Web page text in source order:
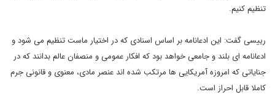
تنظیم کنیم.
رییسی گفت: این ادعانامه بر اساس اسنادی که در اختیار ماست تنظیم می شود و
ادعانامه ای بلند و جامعی خواهد بود که افکار عمومی و منصفان عالم بدانند که در
جنایاتی که امروزه آمریکایی ها مرتکب شده اند عنصر مادی، معنوی و قانونی جرم
کاملا قابل احراز است.